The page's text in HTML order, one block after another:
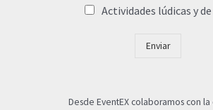
Actividades lúdicas y
Enviar
Desde EventEX colaboramos con